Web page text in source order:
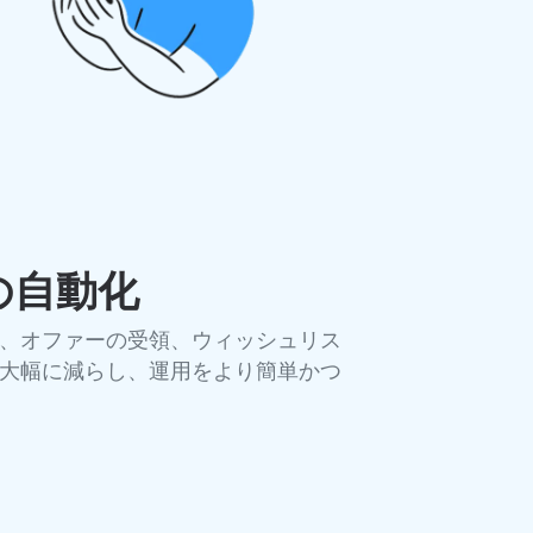
動化
オファーの受領、ウィッシュリス
幅に減らし、運用をより簡単かつ